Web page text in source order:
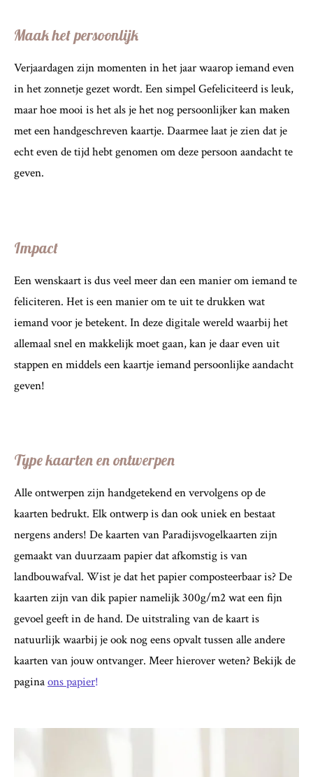
Maak het persoonlijk
Verjaardagen zijn momenten in het jaar waarop iemand even
in het zonnetje gezet wordt. Een simpel Gefeliciteerd is leuk,
maar hoe mooi is het als je het nog persoonlijker kan maken
met een handgeschreven kaartje. Daarmee laat je zien dat je
echt even de tijd hebt genomen om deze persoon aandacht te
geven.
Impact
Een wenskaart is dus veel meer dan een manier om iemand te
feliciteren. Het is een manier om te uit te drukken wat
iemand voor je betekent. In deze digitale wereld waarbij het
allemaal snel en makkelijk moet gaan, kan je daar even uit
stappen en middels een kaartje iemand persoonlijke aandacht
geven!
Type kaarten en ontwerpen
Alle ontwerpen zijn handgetekend en vervolgens op de
kaarten bedrukt. Elk ontwerp is dan ook uniek en bestaat
nergens anders! De kaarten van Paradijsvogelkaarten zijn
gemaakt van duurzaam papier dat afkomstig is van
landbouwafval. Wist je dat het papier composteerbaar is? De
kaarten zijn van dik papier namelijk 300g/m2 wat een fijn
gevoel geeft in de hand. De uitstraling van de kaart is
natuurlijk waarbij je ook nog eens opvalt tussen alle andere
kaarten van jouw ontvanger. Meer hierover weten? Bekijk de
paginaons papier!